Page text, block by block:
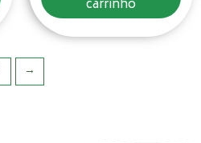
carrinho
→